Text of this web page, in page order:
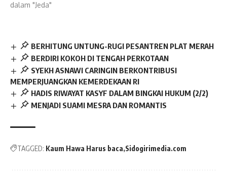
dalam "Jeda"
BERHITUNG UNTUNG-RUGI PESANTREN PLAT MERAH
BERDIRI KOKOH DI TENGAH PERKOTAAN
SYEKH ASNAWI CARINGIN BERKONTRIBUSI
MEMPERJUANGKAN KEMERDEKAAN RI
HADIS RIWAYAT KASYF DALAM BINGKAI HUKUM (2/2)
MENJADI SUAMI MESRA DAN ROMANTIS
TAGGED: Kaum Hawa Harus baca Sidogirimedia.com